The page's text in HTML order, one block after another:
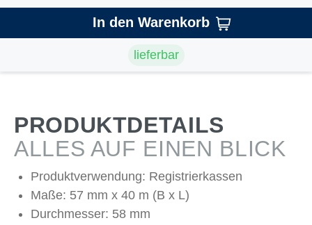
In den Warenkorb
lieferbar
PRODUKTDETAILS
ALLES AUF EINEN BLICK
Produktverwendung: Registrierkassen
Maße: 57 mm x 40 m (B x L)
Durchmesser: 58 mm